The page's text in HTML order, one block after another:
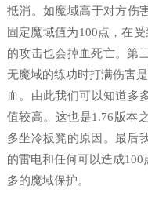
抵消。如魔域高于对方伤
固定魔域值为100点，在
的攻击也会掉血死亡。第
无魔域的练功时打满伤害
血。由此我们可以知道多
值较高。这也是1.76版本
多坐冷板凳的原因。最后
的雷电和任何可以造成
多的魔域保护。